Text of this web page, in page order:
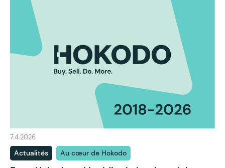
7.4.2026
Actualités Au cœur de Hokodo